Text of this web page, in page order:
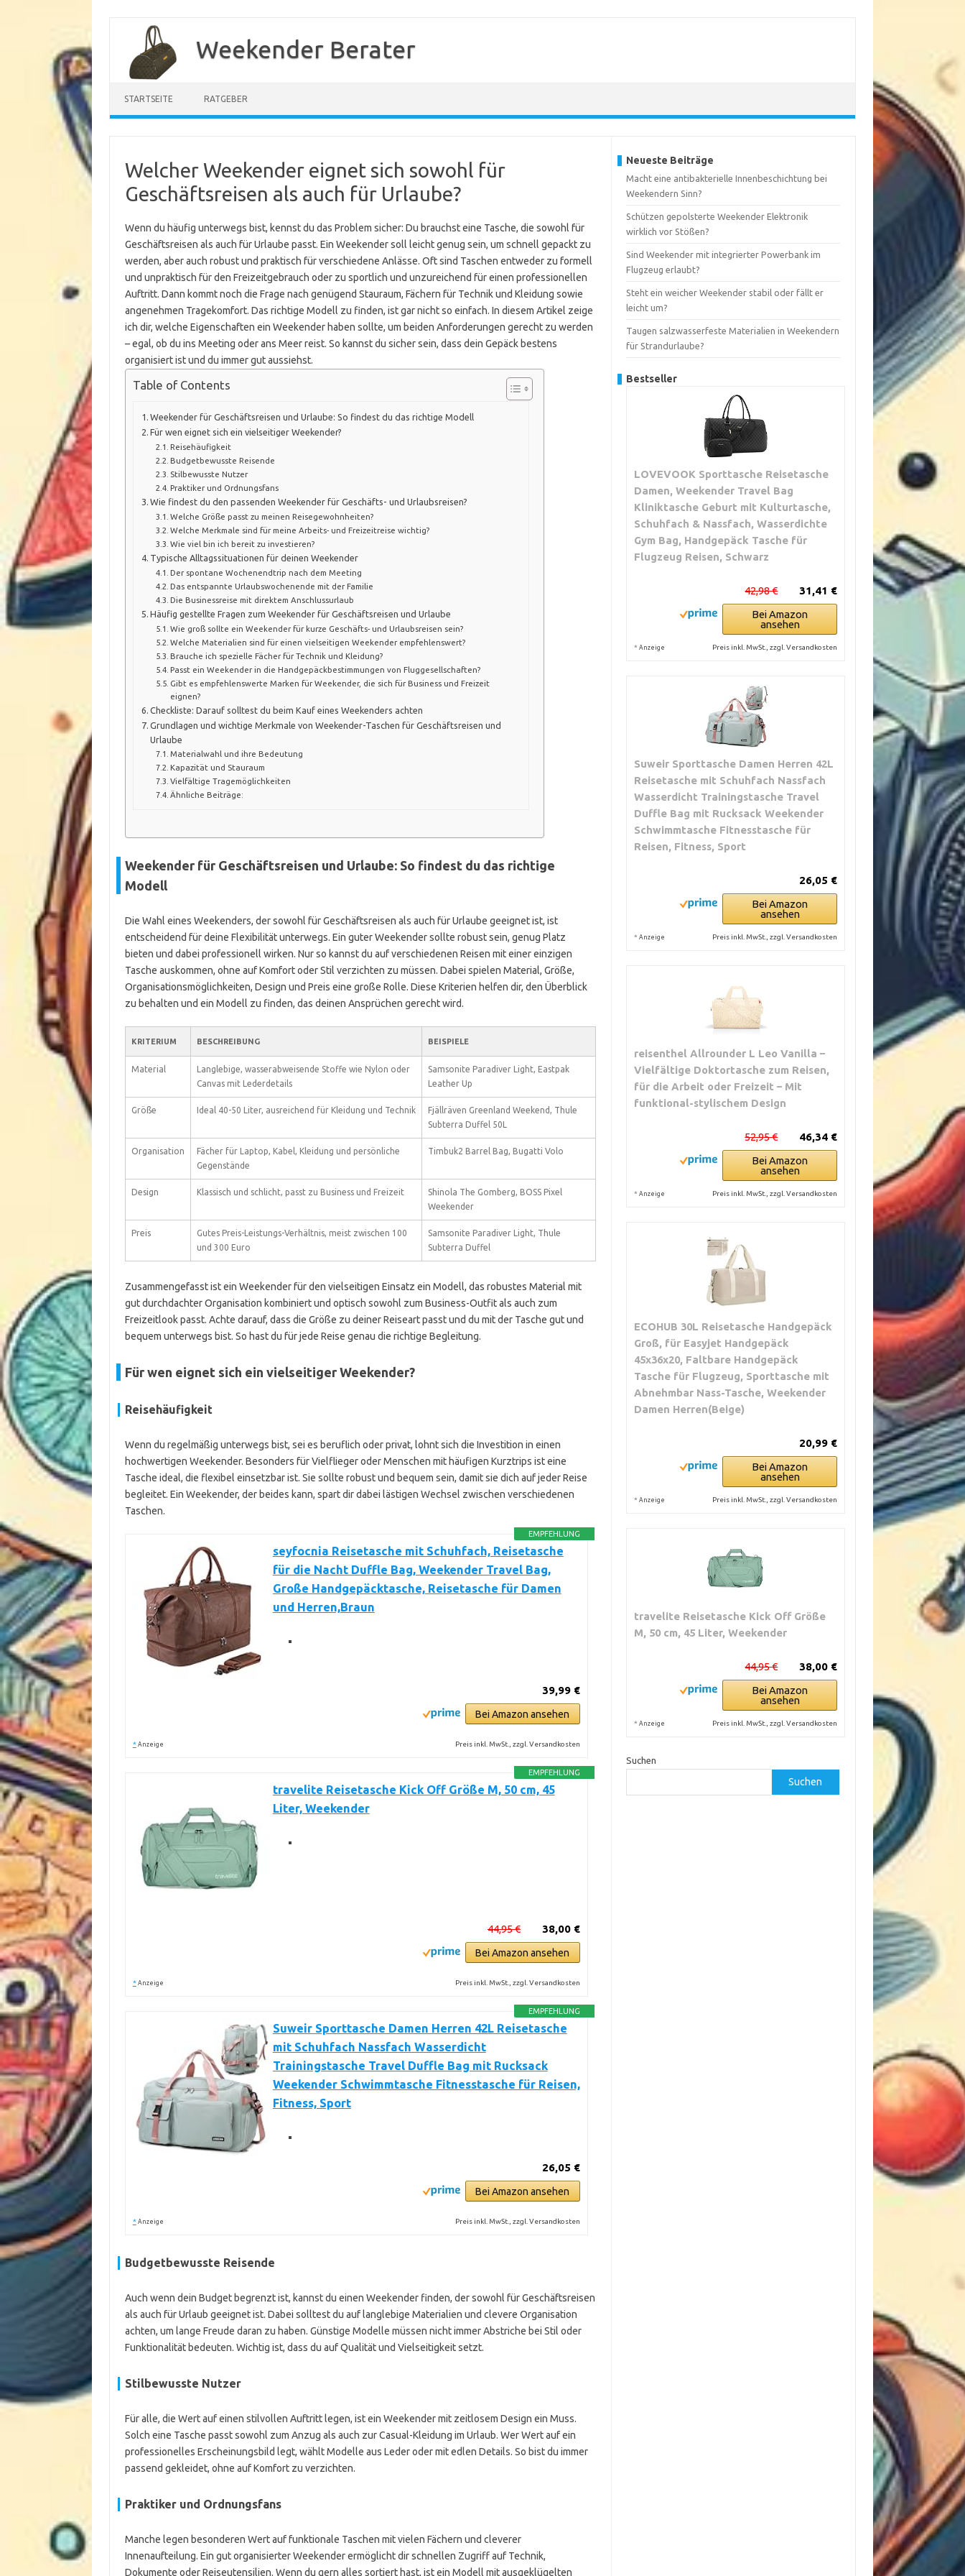
springen
Weekender Berater
STARTSEITE RATGEBER
Welcher Weekender eignet sich sowohl für
Geschäftsreisen als auch für Urlaube?
Wenn du häufig unterwegs bist, kennst du das Problem sicher: Du brauchst eine Tasche, die sowohl für
Geschäftsreisen als auch für Urlaube passt. Ein Weekender soll leicht genug sein, um schnell gepackt zu
werden, aber auch robust und praktisch für verschiedene Anlässe. Oft sind Taschen entweder zu formell
und unpraktisch für den Freizeitgebrauch oder zu sportlich und unzureichend für einen professionellen
Auftritt. Dann kommt noch die Frage nach genügend Stauraum, Fächern für Technik und Kleidung sowie
angenehmen Tragekomfort. Das richtige Modell zu finden, ist gar nicht so einfach. In diesem Artikel zeige
ich dir, welche Eigenschaften ein Weekender haben sollte, um beiden Anforderungen gerecht zu werden
– egal, ob du ins Meeting oder ans Meer reist. So kannst du sicher sein, dass dein Gepäck bestens
organisiert ist und du immer gut aussiehst.
Table of Contents
Weekender für Geschäftsreisen und Urlaube: So findest du das richtige Modell
Für wen eignet sich ein vielseitiger Weekender?
Reisehäufigkeit
Budgetbewusste Reisende
Stilbewusste Nutzer
Praktiker und Ordnungsfans
Wie findest du den passenden Weekender für Geschäfts- und Urlaubsreisen?
Welche Größe passt zu meinen Reisegewohnheiten?
Welche Merkmale sind für meine Arbeits- und Freizeitreise wichtig?
Wie viel bin ich bereit zu investieren?
Typische Alltagssituationen für deinen Weekender
Der spontane Wochenendtrip nach dem Meeting
Das entspannte Urlaubswochenende mit der Familie
Die Businessreise mit direktem Anschlussurlaub
Häufig gestellte Fragen zum Weekender für Geschäftsreisen und Urlaube
Wie groß sollte ein Weekender für kurze Geschäfts- und Urlaubsreisen sein?
Welche Materialien sind für einen vielseitigen Weekender empfehlenswert?
Brauche ich spezielle Fächer für Technik und Kleidung?
Passt ein Weekender in die Handgepäckbestimmungen von Fluggesellschaften?
Gibt es empfehlenswerte Marken für Weekender, die sich für Business und Freizeit
eignen?
Checkliste: Darauf solltest du beim Kauf eines Weekenders achten
Grundlagen und wichtige Merkmale von Weekender-Taschen für Geschäftsreisen und
Urlaube
Materialwahl und ihre Bedeutung
Kapazität und Stauraum
Vielfältige Tragemöglichkeiten
Ähnliche Beiträge:
Weekender für Geschäftsreisen und Urlaube: So findest du das richtige
Modell
Die Wahl eines Weekenders, der sowohl für Geschäftsreisen als auch für Urlaube geeignet ist, ist
entscheidend für deine Flexibilität unterwegs. Ein guter Weekender sollte robust sein, genug Platz
bieten und dabei professionell wirken. Nur so kannst du auf verschiedenen Reisen mit einer einzigen
Tasche auskommen, ohne auf Komfort oder Stil verzichten zu müssen. Dabei spielen Material, Größe,
Organisationsmöglichkeiten, Design und Preis eine große Rolle. Diese Kriterien helfen dir, den Überblick
zu behalten und ein Modell zu finden, das deinen Ansprüchen gerecht wird.
KRITERIUM BESCHREIBUNG BEISPIELE
Material
Langlebige, wasserabweisende Stoffe wie Nylon oder
Canvas mit Lederdetails
Samsonite Paradiver Light, Eastpak
Leather Up
Größe Ideal 40-50 Liter, ausreichend für Kleidung und Technik
Fjällräven Greenland Weekend, Thule
Subterra Duffel 50L
Organisation
Fächer für Laptop, Kabel, Kleidung und persönliche
Gegenstände
Timbuk2 Barrel Bag, Bugatti Volo
Design Klassisch und schlicht, passt zu Business und Freizeit
Shinola The Gomberg, BOSS Pixel
Weekender
Preis
Gutes Preis-Leistungs-Verhältnis, meist zwischen 100
und 300 Euro
Samsonite Paradiver Light, Thule
Subterra Duffel
Zusammengefasst ist ein Weekender für den vielseitigen Einsatz ein Modell, das robustes Material mit
gut durchdachter Organisation kombiniert und optisch sowohl zum Business-Outfit als auch zum
Freizeitlook passt. Achte darauf, dass die Größe zu deiner Reiseart passt und du mit der Tasche gut und
bequem unterwegs bist. So hast du für jede Reise genau die richtige Begleitung.
Für wen eignet sich ein vielseitiger Weekender?
Reisehäufigkeit
Wenn du regelmäßig unterwegs bist, sei es beruflich oder privat, lohnt sich die Investition in einen
hochwertigen Weekender. Besonders für Vielflieger oder Menschen mit häufigen Kurztrips ist eine
Tasche ideal, die flexibel einsetzbar ist. Sie sollte robust und bequem sein, damit sie dich auf jeder Reise
begleitet. Ein Weekender, der beides kann, spart dir dabei lästigen Wechsel zwischen verschiedenen
Taschen.
EMPFEHLUNG
seyfocnia Reisetasche mit Schuhfach, Reisetasche
für die Nacht Duffle Bag, Weekender Travel Bag,
Große Handgepäcktasche, Reisetasche für Damen
und Herren,Braun
39,99 €
Bei Amazon ansehen
* Anzeige Preis inkl. MwSt., zzgl. Versandkosten
EMPFEHLUNG
travelite Reisetasche Kick Off Größe M, 50 cm, 45
Liter, Weekender
38,00 €
44,95 €
Bei Amazon ansehen
* Anzeige Preis inkl. MwSt., zzgl. Versandkosten
EMPFEHLUNG
Suweir Sporttasche Damen Herren 42L Reisetasche
mit Schuhfach Nassfach Wasserdicht
Trainingstasche Travel Duffle Bag mit Rucksack
Weekender Schwimmtasche Fitnesstasche für Reisen,
Fitness, Sport
26,05 €
Bei Amazon ansehen
* Anzeige Preis inkl. MwSt., zzgl. Versandkosten
Budgetbewusste Reisende
Auch wenn dein Budget begrenzt ist, kannst du einen Weekender finden, der sowohl für Geschäftsreisen
als auch für Urlaub geeignet ist. Dabei solltest du auf langlebige Materialien und clevere Organisation
achten, um lange Freude daran zu haben. Günstige Modelle müssen nicht immer Abstriche bei Stil oder
Funktionalität bedeuten. Wichtig ist, dass du auf Qualität und Vielseitigkeit setzt.
Stilbewusste Nutzer
Für alle, die Wert auf einen stilvollen Auftritt legen, ist ein Weekender mit zeitlosem Design ein Muss.
Solch eine Tasche passt sowohl zum Anzug als auch zur Casual-Kleidung im Urlaub. Wer Wert auf ein
professionelles Erscheinungsbild legt, wählt Modelle aus Leder oder mit edlen Details. So bist du immer
passend gekleidet, ohne auf Komfort zu verzichten.
Praktiker und Ordnungsfans
Manche legen besonderen Wert auf funktionale Taschen mit vielen Fächern und cleverer
Innenaufteilung. Ein gut organisierter Weekender ermöglicht dir schnellen Zugriff auf Technik,
Dokumente oder Reiseutensilien. Wenn du gern alles sortiert hast, ist ein Modell mit ausgeklügelten
Neueste Beiträge
Macht eine antibakterielle Innenbeschichtung bei
Weekendern Sinn?
Schützen gepolsterte Weekender Elektronik
wirklich vor Stößen?
Sind Weekender mit integrierter Powerbank im
Flugzeug erlaubt?
Steht ein weicher Weekender stabil oder fällt er
leicht um?
Taugen salzwasserfeste Materialien in Weekendern
für Strandurlaube?
Bestseller
LOVEVOOK Sporttasche Reisetasche
Damen, Weekender Travel Bag
Kliniktasche Geburt mit Kulturtasche,
Schuhfach & Nassfach, Wasserdichte
Gym Bag, Handgepäck Tasche für
Flugzeug Reisen, Schwarz
31,41 €
42,98 €
Bei Amazon
ansehen
* Anzeige Preis inkl. MwSt., zzgl. Versandkosten
Suweir Sporttasche Damen Herren 42L
Reisetasche mit Schuhfach Nassfach
Wasserdicht Trainingstasche Travel
Duffle Bag mit Rucksack Weekender
Schwimmtasche Fitnesstasche für
Reisen, Fitness, Sport
26,05 €
Bei Amazon
ansehen
* Anzeige Preis inkl. MwSt., zzgl. Versandkosten
reisenthel Allrounder L Leo Vanilla –
Vielfältige Doktortasche zum Reisen,
für die Arbeit oder Freizeit – Mit
funktional-stylischem Design
46,34 €
52,95 €
Bei Amazon
ansehen
* Anzeige Preis inkl. MwSt., zzgl. Versandkosten
ECOHUB 30L Reisetasche Handgepäck
Groß, für Easyjet Handgepäck
45x36x20, Faltbare Handgepäck
Tasche für Flugzeug, Sporttasche mit
Abnehmbar Nass-Tasche, Weekender
Damen Herren(Beige)
20,99 €
Bei Amazon
ansehen
* Anzeige Preis inkl. MwSt., zzgl. Versandkosten
travelite Reisetasche Kick Off Größe
M, 50 cm, 45 Liter, Weekender
38,00 €
44,95 €
Bei Amazon
ansehen
* Anzeige Preis inkl. MwSt., zzgl. Versandkosten
Suchen
Suchen